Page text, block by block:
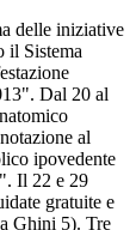
delle iniziative
il Sistema
Dal 20 al
al
ipovedente
Il 22 e 29
gratuite e
Ghini 5). Tre